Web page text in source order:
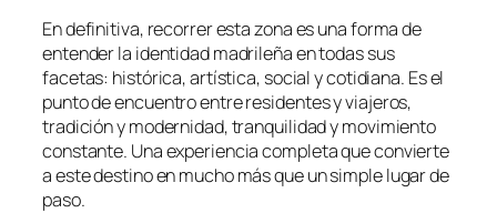
En definitiva, recorrer esta zona es una forma de
entender la identidad madrileña en todas sus
facetas: histórica, artística, social y cotidiana. Es el
punto de encuentro entre residentes y viajeros,
tradición y modernidad, tranquilidad y movimiento
constante. Una experiencia completa que convierte
a este destino en mucho más que un simple lugar de
paso.